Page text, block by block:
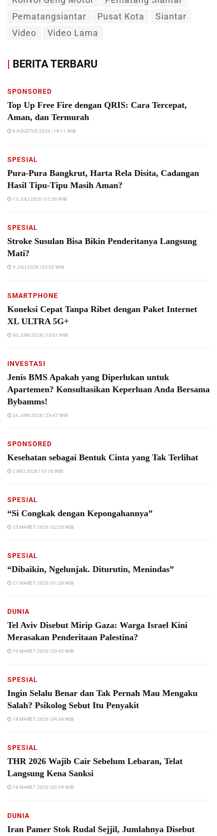
Pematangsiantar
Pusat Kota
Siantar
Video
Video Lama
| BERITA TERBARU
SPONSORED
Top Up Free Fire dengan QRIS: Cara Tercepat,
Aman, dan Termurah
6 AGUSTUS 2026 | 14:11 WIB
SPESIAL
Pura-Pura Bangkrut, Harta Rela Disita, Cadangan
Hasil Tipu-Tipu Masih Aman?
13 JULI 2026 | 01:36 WIB
SPESIAL
Stroke Susulan Bisa Bikin Penderitanya Langsung
Mati?
5 JULI 2026 | 02:20 WIB
SMARTPHONE
Koneksi Cepat Tanpa Ribet dengan Paket Internet
XL ULTRA 5G+
30 JUNI 2026 | 13:01 WIB
INVESTASI
Jenis BMS Apakah yang Diperlukan untuk
Apartemen? Konsultasikan Keperluan Anda Bersama
Bybamms!
26 JUNI 2026 | 23:47 WIB
SPONSORED
Kesehatan sebagai Bentuk Cinta yang Tak Terlihat
2 MEI 2026 | 10:16 WIB
SPESIAL
“Si Congkak dengan Kepongahannya”
25 MARET 2026 | 02:23 WIB
SPESIAL
“Dibaikin, Ngelunjak. Diturutin, Menindas”
21 MARET 2026 | 01:28 WIB
DUNIA
Tel Aviv Disebut Mirip Gaza: Warga Israel Kini
Merasakan Penderitaan Palestina?
19 MARET 2026 | 03:42 WIB
SPESIAL
Ingin Selalu Benar dan Tak Pernah Mau Mengaku
Salah? Psikolog Sebut Itu Penyakit
18 MARET 2026 | 04:34 WIB
SPESIAL
THR 2026 Wajib Cair Sebelum Lebaran, Telat
Langsung Kena Sanksi
18 MARET 2026 | 03:24 WIB
DUNIA
Iran Pamer Stok Rudal Sejjil, Jumlahnya Disebut